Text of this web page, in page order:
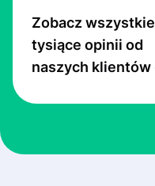
Zobacz wszystkie
tysiące opinii od
naszych klientów